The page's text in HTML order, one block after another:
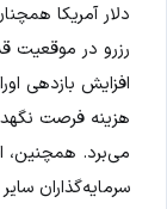
دلار آمریکا
رزرو در موقعیت
افزایش بازدهی
هزینه فرصت
می‌برد. همچنین،
سرمایه‌گذاران